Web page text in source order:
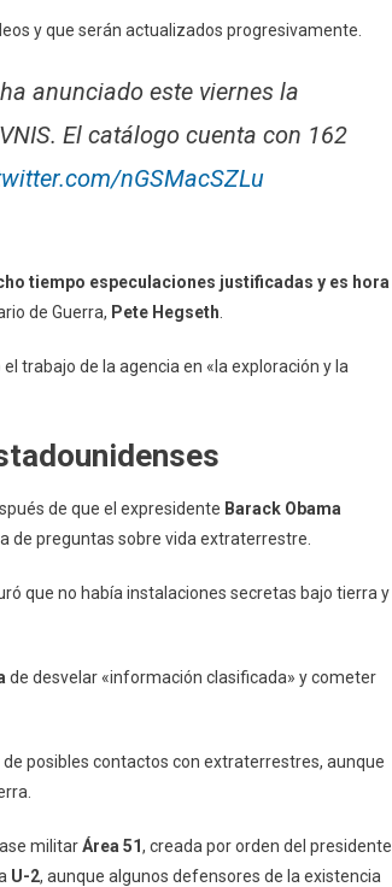
y que serán actualizados progresivamente.
anunciado este viernes la
El catálogo cuenta con 162
nGSMacSZLu
tiempo especulaciones justificadas y es hora
de Guerra, Pete Hegseth
trabajo de la agencia en «la exploración y la
de que el expresidente Barack Obama
de preguntas sobre vida extraterrestre.
que no había instalaciones secretas bajo tierra y
de desvelar «información clasificada» y cometer
posibles contactos con extraterrestres, aunque
militarÁrea 51, creada por orden del presidente
U-2, aunque algunos defensores de la existencia